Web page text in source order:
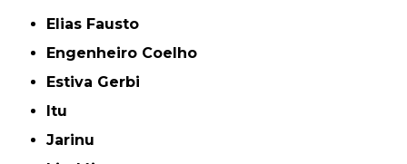
Elias Fausto
Engenheiro Coelho
Estiva Gerbi
Itu
Jarinu